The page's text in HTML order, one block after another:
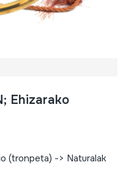
Ehizarako
(tronpeta) -> Naturalak